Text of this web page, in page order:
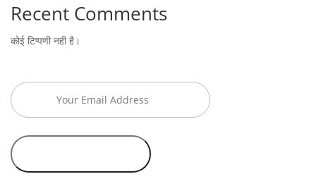
Recent Comments
कोई टिप्पणी नही है।